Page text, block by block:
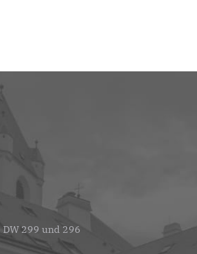
299 und 296